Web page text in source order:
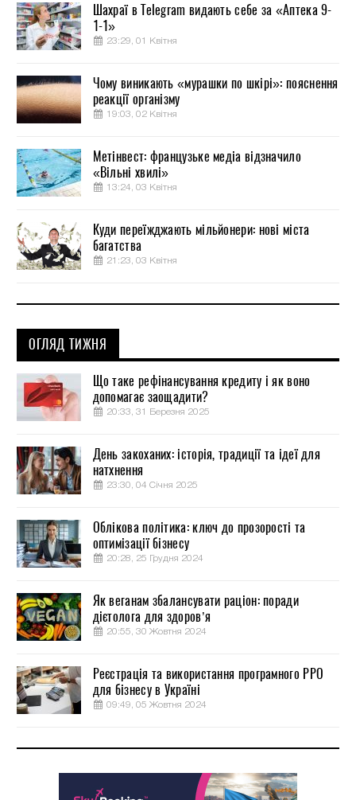
Шахраї в Telegram видають себе за «Аптека 9-
1-1»
23:29, 01 Квітня
Чому виникають «мурашки по шкірі»: пояснення
реакції організму
19:03, 02 Квітня
Метінвест: французьке медіа відзначило
«Вільні хвилі»
13:24, 03 Квітня
Куди переїжджають мільйонери: нові міста
багатства
21:23, 03 Квітня
ОГЛЯД ТИЖНЯ
Що таке рефінансування кредиту і як воно
допомагає заощадити?
20:33, 31 Березня 2025
День закоханих: історія, традиції та ідеї для
натхнення
23:30, 04 Січня 2025
Облікова політика: ключ до прозорості та
оптимізації бізнесу
20:28, 25 Грудня 2024
Як веганам збалансувати раціон: поради
дієтолога для здоров’я
20:55, 30 Жовтня 2024
Реєстрація та використання програмного РРО
для бізнесу в Україні
09:49, 05 Жовтня 2024